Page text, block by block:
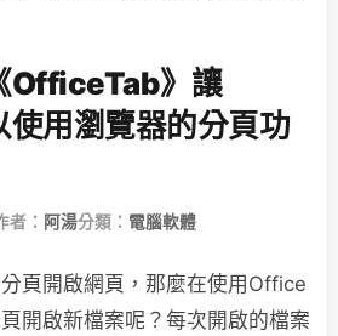
OfficeTab》讓
用瀏覽器的分頁功
者： 阿湯分類： 電腦軟體
頁開啟網頁，那麼在使用Office
開啟新檔案呢？每次開啟的檔案